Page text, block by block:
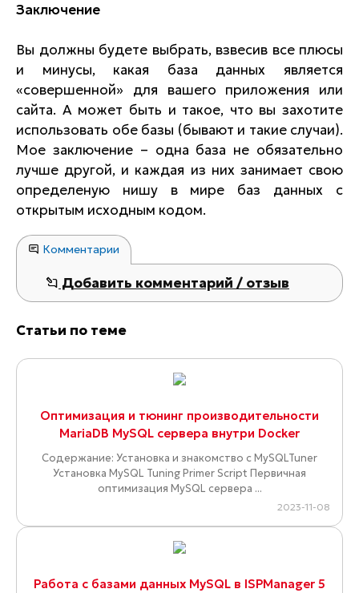
Заключение
Вы должны будете выбрать, взвесив все плюсы
и минусы, какая база данных является
«совершенной» для вашего приложения или
сайта. А может быть и такое, что вы захотите
использовать обе базы (бывают и такие случаи).
Мое заключение – одна база не обязательно
лучше другой, и каждая из них занимает свою
определеную нишу в мире баз данных с
открытым исходным кодом.
Комментарии
Добавить комментарий / отзыв
Статьи по теме
Оптимизация и тюнинг производительности
MariaDB MySQL сервера внутри Docker
Содержание: Установка и знакомство с MySQLTuner
Установка MySQL Tuning Primer Script Первичная
оптимизация MySQL сервера ...
2023-11-08
Работа с базами данных MySQL в ISPManager 5